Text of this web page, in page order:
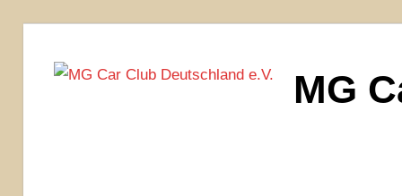
Inhalt
MG